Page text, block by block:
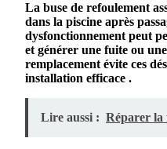
La buse de refoulement
dans la piscine après
dysfonctionnement peut
et générer une fuite ou
remplacement évite ces
installation efficace .
Lire aussi : Réparer la